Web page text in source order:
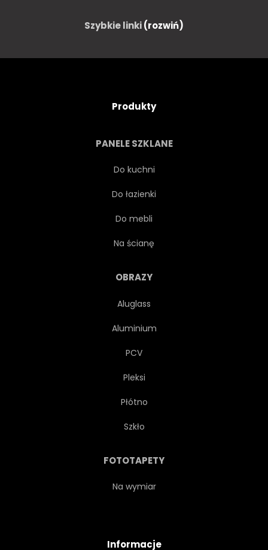
BOŻE NARODZENIE
ILUSTRACJA JASNY
WYGWIEŻDŻONY
WAKACJE
Szybkie linki(rozwiń)
Produkty
PANELE SZKLANE
Do kuchni
Do łazienki
Do mebli
Na ścianę
OBRAZY
Aluglass
Aluminium
PCV
Pleksi
Płótno
Szkło
FOTOTAPETY
Na wymiar
Informacje